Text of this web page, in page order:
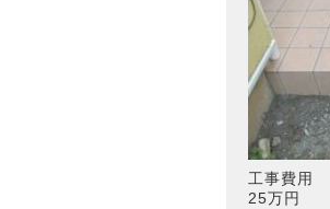
工事費用
25万円